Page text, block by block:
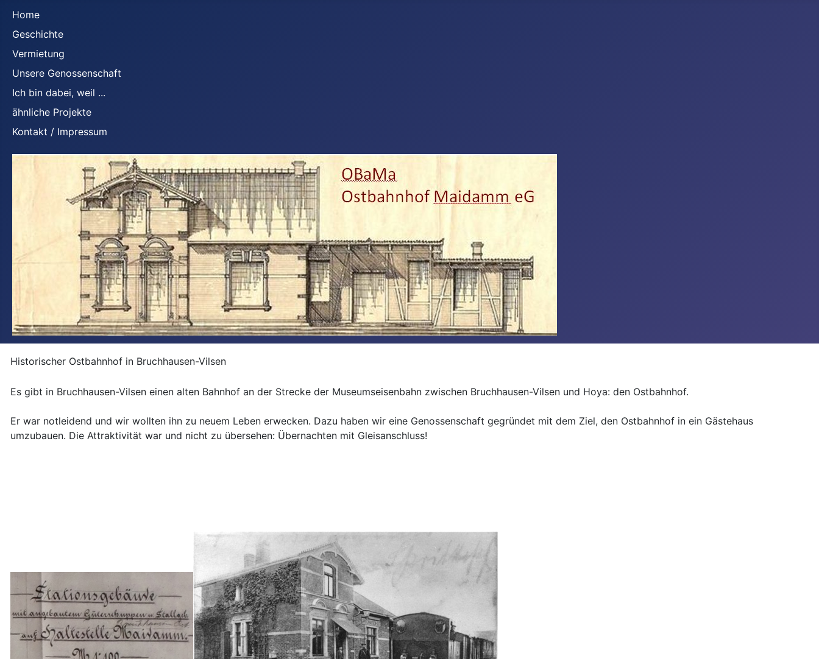
Home
Geschichte
Vermietung
Unsere Genossenschaft
Ich bin dabei, weil ...
ähnliche Projekte
Kontakt / Impressum
Historischer Ostbahnhof in Bruchhausen-Vilsen
Es gibt in Bruchhausen-Vilsen einen alten Bahnhof an der Strecke der Museumseisenbahn zwischen Bruchhausen-Vilsen und Hoya: den Ostbahnhof.
Er war notleidend und wir wollten ihn zu neuem Leben erwecken. Dazu haben wir eine Genossenschaft gegründet mit dem Ziel, den Ostbahnhof in ein Gästehaus
umzubauen. Die Attraktivität war und nicht zu übersehen: Übernachten mit Gleisanschluss!